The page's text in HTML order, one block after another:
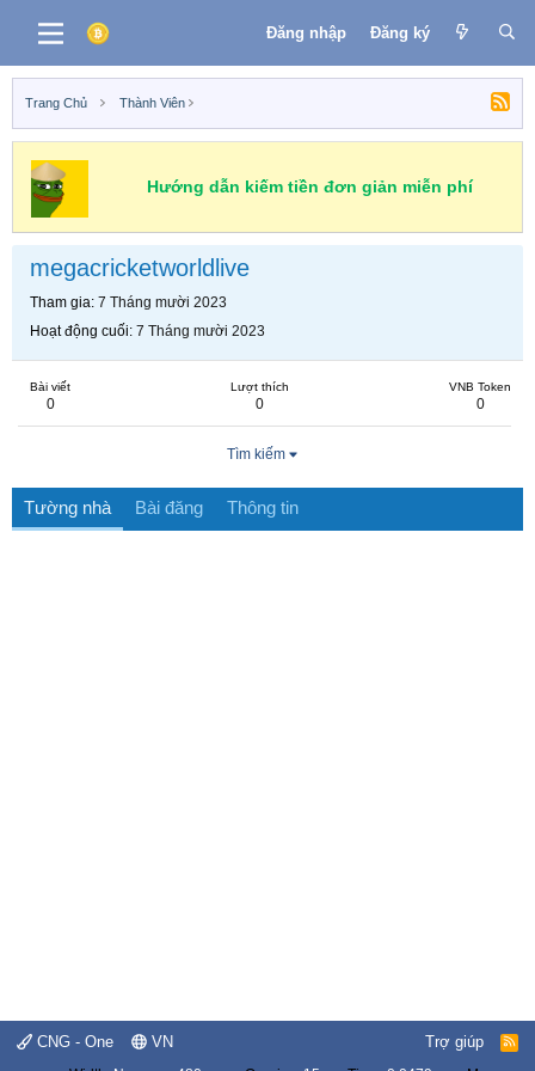
Đăng nhập Đăng ký
Trang Chủ Thành Viên
Hướng dẫn kiếm tiền đơn giản miễn phí
megacricketworldlive
Tham gia 7 Tháng mười 2023
Hoạt động cuối 7 Tháng mười 2023
Bài viết
0
Lượt thích
0
VNB Token
0
Tìm kiếm
Tường nhà Bài đăng Thông tin
CNG - One VN Trợ giúp
R